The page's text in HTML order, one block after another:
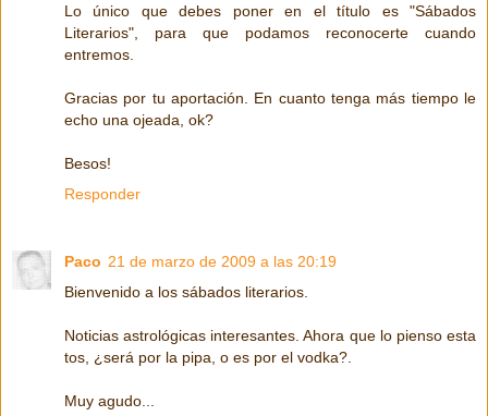
Lo único que debes poner en el título es "Sábados
Literarios", para que podamos reconocerte cuando
entremos.
Gracias por tu aportación. En cuanto tenga más tiempo le
echo una ojeada, ok?
Besos!
Responder
Paco 21 de marzo de 2009 a las 20:19
Bienvenido a los sábados literarios.
Noticias astrológicas interesantes. Ahora que lo pienso esta
tos, ¿será por la pipa, o es por el vodka?.
Muy agudo...